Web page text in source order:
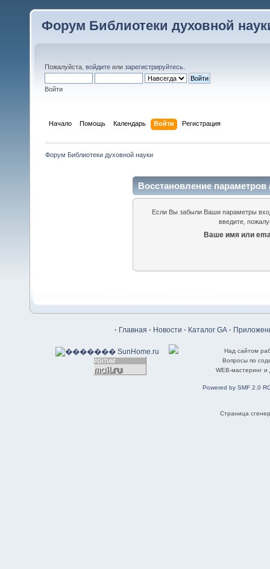
Форум Библиотеки духовной
Пожалуйста, войдите или зарегистрируйтесь
Войти
Начало Помощь Календарь Войти Регистрация
Форум Библиотеки духовной науки
Восстановление параметров
Если Вы забыли Ваши параметры
введите,
Ваше имя или
· Главная · Новости · Каталог GA ·
Над сайтом
Вопросы по
WEB-мастеринг
Powered by SMF 2.0
Страница